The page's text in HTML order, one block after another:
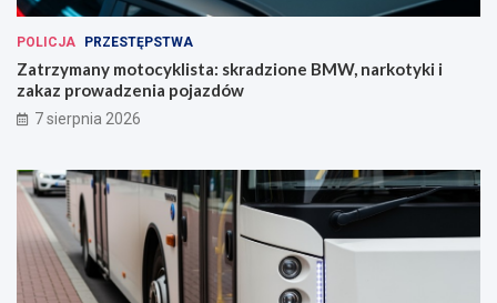
POLICJA PRZESTĘPSTWA
Zatrzymany motocyklista: skradzione BMW, narkotyki i
zakaz prowadzenia pojazdów
7 sierpnia 2026